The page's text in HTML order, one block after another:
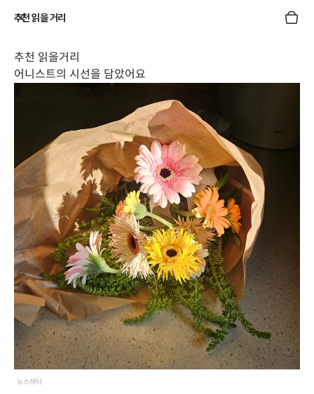
추천 읽을 거리
추천 읽을거리
어니스트의 시선을 담았어요
뉴스레터